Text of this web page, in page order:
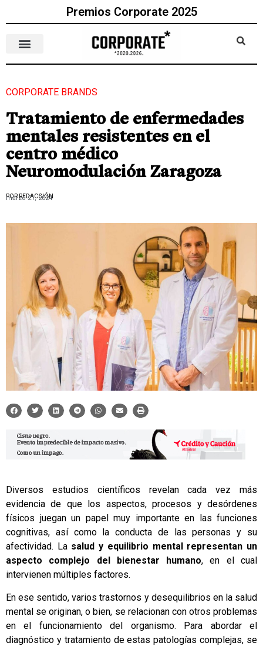
Premios Corporate 2025
CORPORATE BRANDS
Tratamiento de enfermedades
mentales resistentes en el
centro médico
Neuromodulación Zaragoza
POR REDACCIÓN
marzo 21, 2024
Diversos estudios científicos revelan cada vez más
evidencia de que los aspectos, procesos y desórdenes
físicos juegan un papel muy importante en las funciones
cognitivas, así como la conducta de las personas y su
afectividad. Lasalud y equilibrio mental representan un
aspecto complejo del bienestar humano, en el cual
intervienen múltiples factores.
En ese sentido, varios trastornos y desequilibrios en la salud
mental se originan, o bien, se relacionan con otros problemas
en el funcionamiento del organismo. Para abordar el
diagnóstico y tratamiento de estas patologías complejas, se